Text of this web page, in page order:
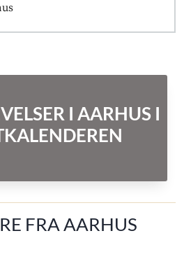
I AARHUS I
FRA AARHUS